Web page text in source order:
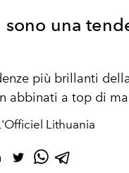
una
più brillanti
abbinati a top di
Lithuania